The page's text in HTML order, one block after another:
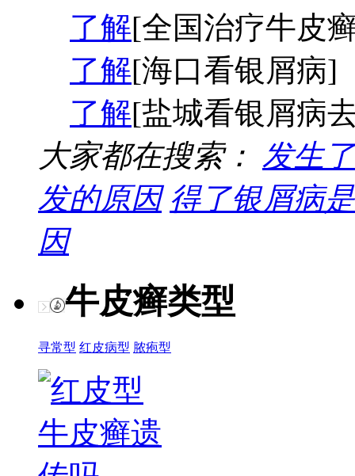
了解[全国治疗牛皮
了解[海口看银屑病]
了解[盐城看银屑病
大家都在搜索： 发生
发的原因 得了银屑病
因
牛皮癣类型
寻常型 红皮病型 脓疱型